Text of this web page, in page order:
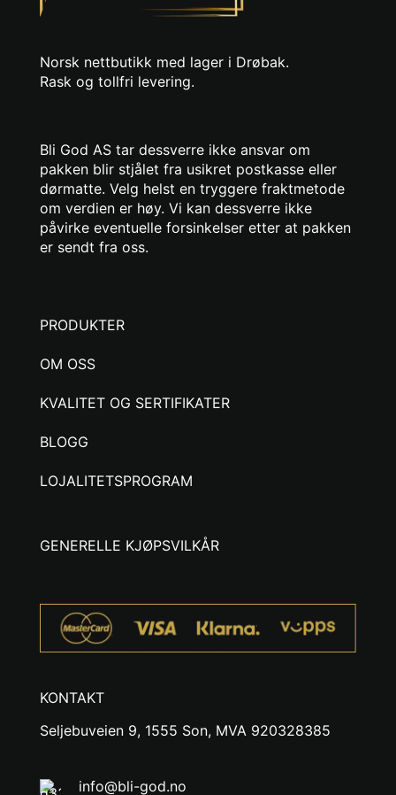
Norsk nettbutikk med lager i Drøbak.
Rask og tollfri levering.
Bli God AS tar dessverre ikke ansvar om
pakken blir stjålet fra usikret postkasse eller
dørmatte. Velg helst en tryggere fraktmetode
om verdien er høy. Vi kan dessverre ikke
påvirke eventuelle forsinkelser etter at pakken
er sendt fra oss.
PRODUKTER
OM OSS
KVALITET OG SERTIFIKATER
BLOGG
LOJALITETSPROGRAM
GENERELLE KJØPSVILKÅR
KONTAKT
Seljebuveien 9, 1555 Son, MVA 920328385
info@bli-god.no